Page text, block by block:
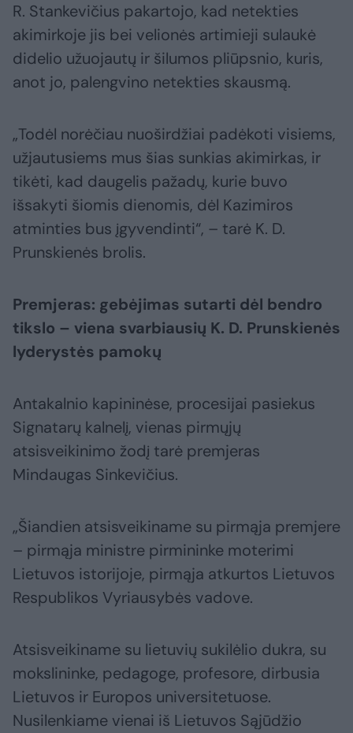
R. Stankevičius pakartojo, kad netekties
akimirkoje jis bei velionės artimieji sulaukė
didelio užuojautų ir šilumos pliūpsnio, kuris,
anot jo, palengvino netekties skausmą.
„Todėl norėčiau nuoširdžiai padėkoti visiems,
užjautusiems mus šias sunkias akimirkas, ir
tikėti, kad daugelis pažadų, kurie buvo
išsakyti šiomis dienomis, dėl Kazimiros
atminties bus įgyvendinti“, – tarė K. D.
Prunskienės brolis.
Premjeras: gebėjimas sutarti dėl bendro
tikslo – viena svarbiausių K. D. Prunskienės
lyderystės pamokų
Antakalnio kapininėse, procesijai pasiekus
Signatarų kalnelį, vienas pirmųjų
atsisveikinimo žodį tarė premjeras
Mindaugas Sinkevičius.
„Šiandien atsisveikiname su pirmąja premjere
– pirmąja ministre pirmininke moterimi
Lietuvos istorijoje, pirmąja atkurtos Lietuvos
Respublikos Vyriausybės vadove.
Atsisveikiname su lietuvių sukilėlio dukra, su
mokslininke, pedagoge, profesore, dirbusia
Lietuvos ir Europos universitetuose.
Nusilenkiame vienai iš Lietuvos Sąjūdžio